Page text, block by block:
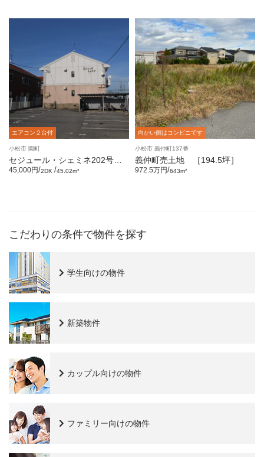
エアコン２台付
小松市 園町
セジュール・シェミネ202号
室 [2DK]
45,000円/2DK /45.02m²
向かい側はコンビニです
小松市 義仲町137番
義仲町売土地 ［194.5坪］
972.5万円/643m²
こだわりの条件で物件を探す
学生向けの物件
新築物件
カップル向けの物件
ファミリー向けの物件